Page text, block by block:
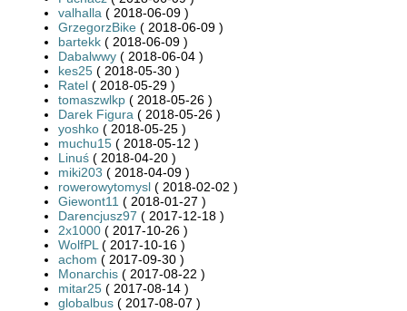
valhalla ( 2018-06-09 )
GrzegorzBike ( 2018-06-09 )
bartekk ( 2018-06-09 )
Dabalwwy ( 2018-06-04 )
kes25 ( 2018-05-30 )
Ratel ( 2018-05-29 )
tomaszwlkp ( 2018-05-26 )
Darek Figura ( 2018-05-26 )
yoshko ( 2018-05-25 )
muchu15 ( 2018-05-12 )
Linuś ( 2018-04-20 )
miki203 ( 2018-04-09 )
rowerowytomysl ( 2018-02-02 )
Giewont11 ( 2018-01-27 )
Darencjusz97 ( 2017-12-18 )
2x1000 ( 2017-10-26 )
WolfPL ( 2017-10-16 )
achom ( 2017-09-30 )
Monarchis ( 2017-08-22 )
mitar25 ( 2017-08-14 )
globalbus ( 2017-08-07 )